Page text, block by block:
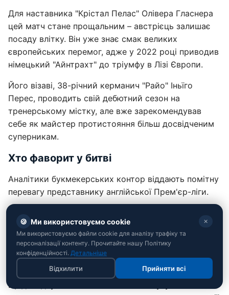
Для наставника "Крістал Пелас" Олівера Гласнера
цей матч стане прощальним – австрієць залишає
посаду влітку. Він уже знає смак великих
європейських перемог, адже у 2022 році приводив
німецький "Айнтрахт" до тріумфу в Лізі Європи.
Його візаві, 38-річний керманич "Райо" Іньїго
Перес, проводить свій дебютний сезон на
тренерському містку, але вже зарекомендував
себе як майстер протистояння більш досвідченим
суперникам.
Хто фаворит у битві
Аналітики букмекерських контор віддають помітну
перевагу представнику англійської Прем'єр-ліги.
основний час поєдинку можна з коефіцієнтом 2,00.
Натомість нічийний результат за підсумками 90
хвилин оцінюється у 3,33, а потенційний успіх
мадридського колективу – у 4,20.
Щодо підсумкового завоювання титулу з
🍪 Ми використовуємо cookie ✕
Ми використовуємо файли cookie для аналізу трафіку та
персоналізації контенту. Прочитайте нашу Політику
конфіденційності. Детальніше
Відхилити Прийняти всі